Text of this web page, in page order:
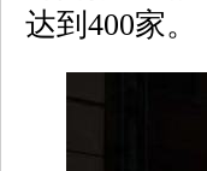
达到400家。